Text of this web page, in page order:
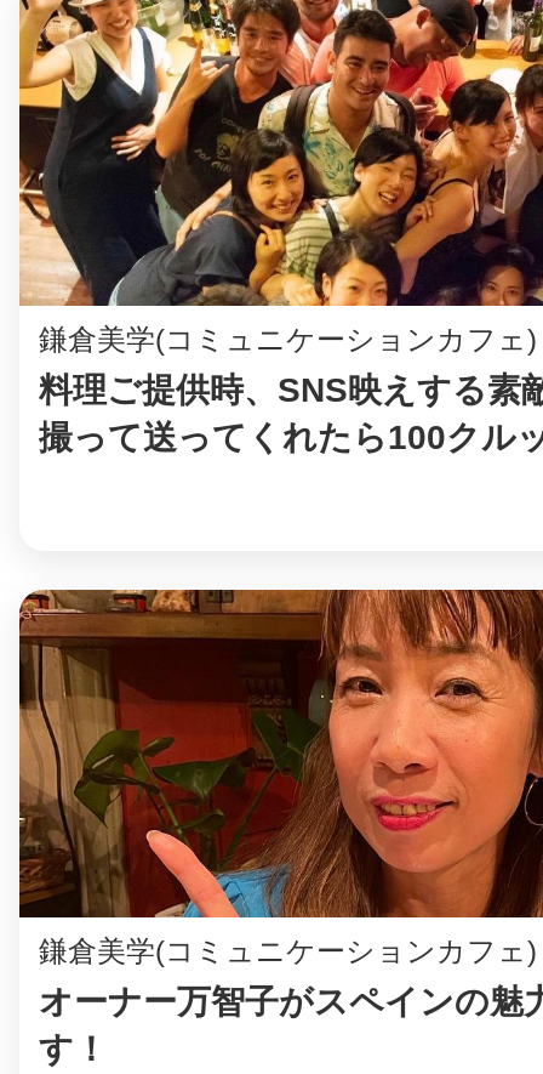
鎌倉美学(コミュニケーションカフェ)
料理ご提供時、SNS映えする素
撮って送ってくれたら100クル
鎌倉美学(コミュニケーションカフェ)
オーナー万智子がスペインの魅
す！